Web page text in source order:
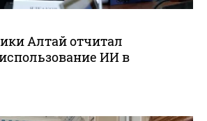
Алтай отчитал
ИИ в